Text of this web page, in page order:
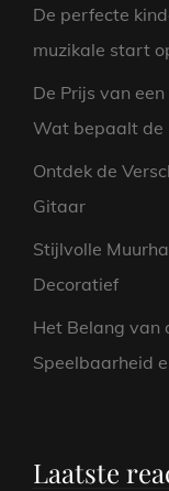
De perfecte
muzikale start
De Prijs van
Wat bepaalt de
Ontdek de
Gitaar
Stijlvolle
Decoratief
Het Belang van
Speelbaarheid
Laatste